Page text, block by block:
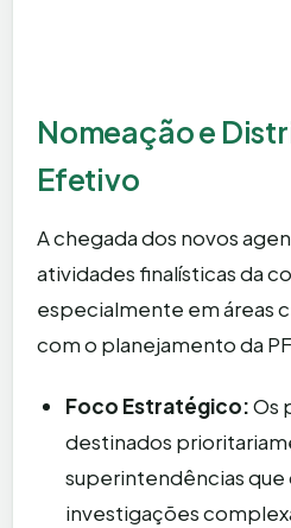
Nomeação e
Efetivo
A chegada dos novos
atividades finalísticas da
especialmente em áreas
com o planejamento da
Foco Estratégico:Os
destinados
superintendências
investigações